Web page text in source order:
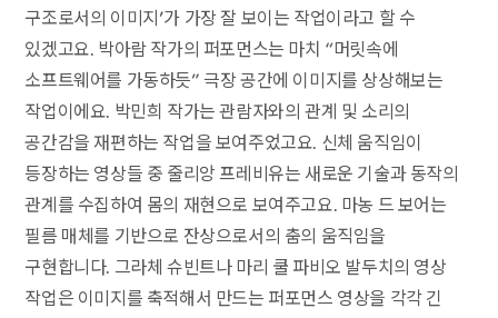
구조로서의 이미지’가 가장 잘 보이는 작업이라고 할 수
있겠고요. 박아람 작가의 퍼포먼스는 마치 “머릿속에
소프트웨어를 가동하듯” 극장 공간에 이미지를 상상해보는
작업이에요. 박민희 작가는 관람자와의 관계 및 소리의
공간감을 재편하는 작업을 보여주었고요. 신체 움직임이
등장하는 영상들 중 줄리앙 프레비유는 새로운 기술과 동작의
관계를 수집하여 몸의 재현으로 보여주고요. 마농 드 보어는
필름 매체를 기반으로 잔상으로서의 춤의 움직임을
구현합니다. 그라체 슈빈트나 마리 쿨 파비오 발두치의 영상
작업은 이미지를 축적해서 만드는 퍼포먼스 영상을 각각 긴